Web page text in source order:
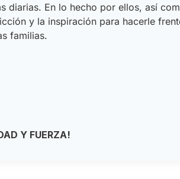
En lo hecho por ellos, así
y la inspiración para hacerle
familias.
Y FUERZA!